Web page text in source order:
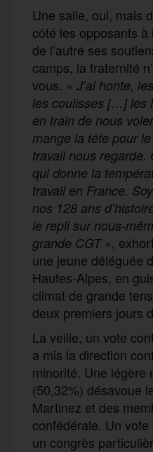
Une salle, oui, mais
côté les opposants
de l’autre ses
camps, la fraternité
vous. « J’ai honte,
les coulisses […] les
en train de nous
mange la tête pour
travail nous regarde.
qui donne la
travail en France.
nos 128 ans
le repli sur nous-
grande CGT»,
une jeune déléguée
Hautes-Alpes, en
climat de grande
deux premiers jours
La veille, un vote
a mis la direction
minorité. Une légère
(50,32%) désavoue
Martinez et des
confédérale. Un
un congrès